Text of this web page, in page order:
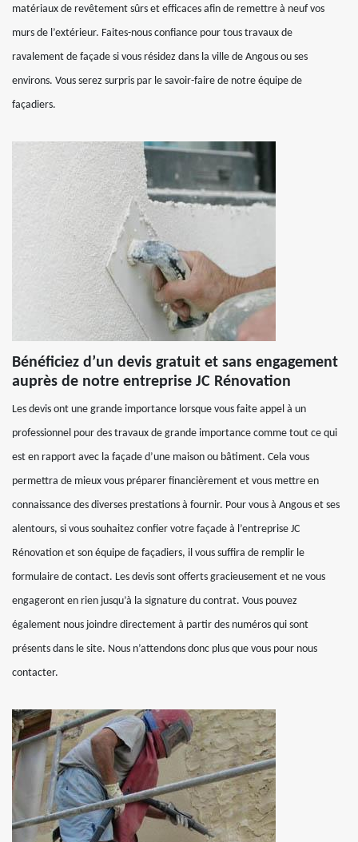
matériaux de revêtement sûrs et efficaces afin de remettre à neuf vos
murs de l’extérieur. Faites-nous confiance pour tous travaux de
ravalement de façade si vous résidez dans la ville de Angous ou ses
environs. Vous serez surpris par le savoir-faire de notre équipe de
façadiers.
Bénéficiez d’un devis gratuit et sans engagement
auprès de notre entreprise JC Rénovation
Les devis ont une grande importance lorsque vous faite appel à un
professionnel pour des travaux de grande importance comme tout ce qui
est en rapport avec la façade d’une maison ou bâtiment. Cela vous
permettra de mieux vous préparer financièrement et vous mettre en
connaissance des diverses prestations à fournir. Pour vous à Angous et ses
alentours, si vous souhaitez confier votre façade à l’entreprise JC
Rénovation et son équipe de façadiers, il vous suffira de remplir le
formulaire de contact. Les devis sont offerts gracieusement et ne vous
engageront en rien jusqu’à la signature du contrat. Vous pouvez
également nous joindre directement à partir des numéros qui sont
présents dans le site. Nous n’attendons donc plus que vous pour nous
contacter.